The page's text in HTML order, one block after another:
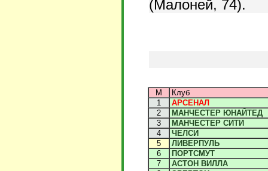
(Малоней, 74).
М
Клуб
1
АРСЕНАЛ
2
МАНЧЕСТЕР ЮНАЙТЕД
3
МАНЧЕСТЕР СИТИ
4
ЧЕЛСИ
5
ЛИВЕРПУЛЬ
6
ПОРТСМУТ
7
АСТОН ВИЛЛА